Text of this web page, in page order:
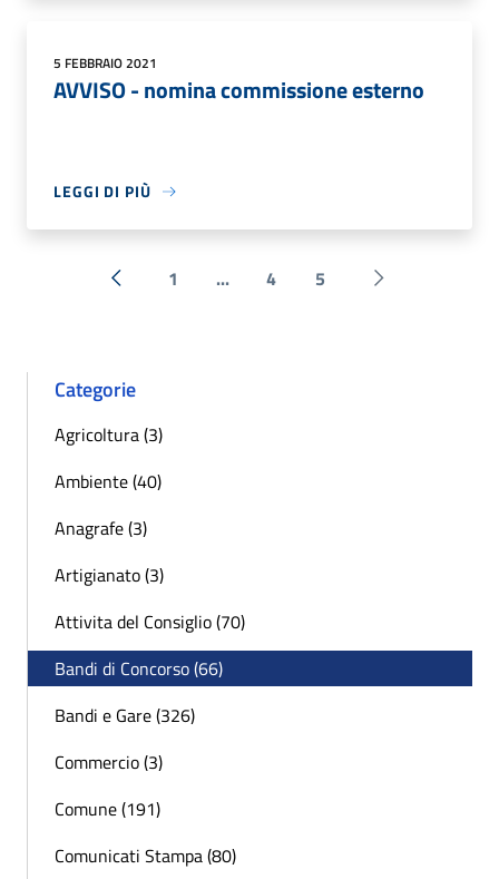
5 FEBBRAIO 2021
AVVISO - nomina commissione esterno
LEGGI DI PIÙ
« Precedente
1 ... 4 5 Successiva »
Categorie
Agricoltura (3)
Ambiente (40)
Anagrafe (3)
Artigianato (3)
Attivita del Consiglio (70)
Bandi di Concorso (66)
Bandi e Gare (326)
Commercio (3)
Comune (191)
Comunicati Stampa (80)